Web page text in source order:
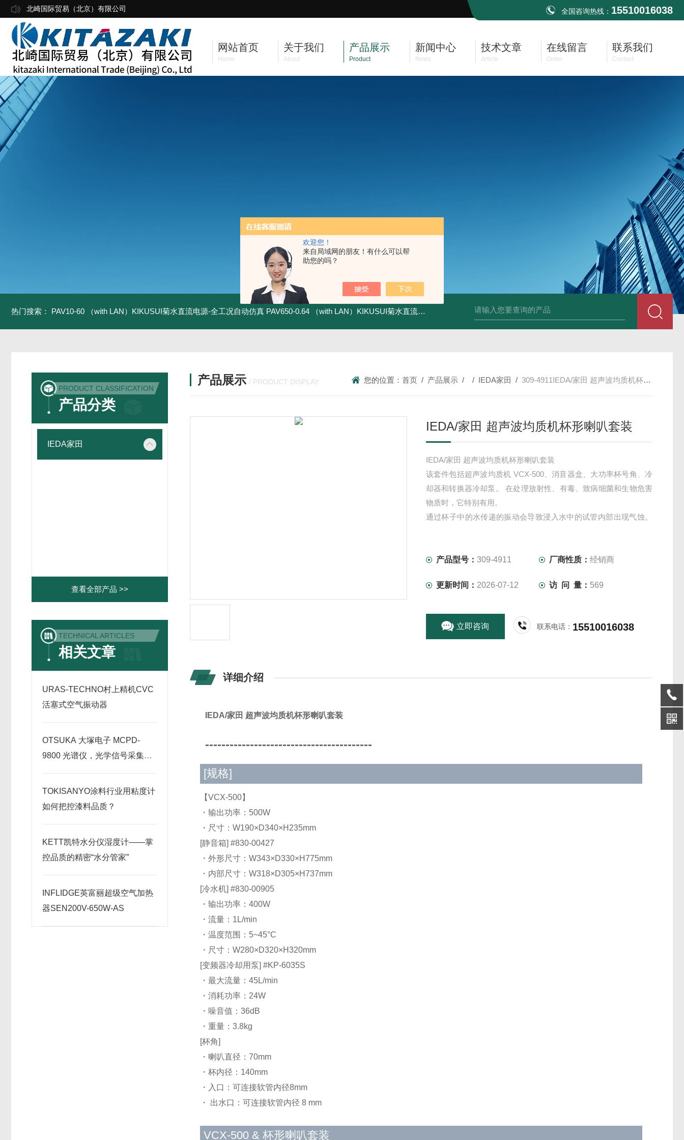
欢迎您！
来自局域网的朋友！有什么可以帮
助您的吗？
北崎国际贸易（北京）有限公司 全国咨询热线： 15510016038
网站首页
Home
关于我们
About
产品展示
Product
新闻中心
News
技术文章
Article
在线留言
Order
联系我们
Contact
热门搜索： PAV10-60 （with LAN）KIKUSUI菊水直流电源-全工况自动仿真 PAV650-0.64 （with LAN）KIKUSUI菊水直流电源-四象限节能测试 PAV320-1.3 （with LAN）KIKUSUI菊水直流电源-故障快
PRODUCT CLASSIFICATION
产品分类
IEDA家田
查看全部产品 >>
TECHNICAL ARTICLES
相关文章
URAS-TECHNO村上精机CVC
活塞式空气振动器
OTSUKA 大塚电子 MCPD-
9800 光谱仪，光学信号采集原
TOKISANYO涂料行业用粘度计
如何把控漆料品质？
KETT凯特水分仪湿度计——掌
控品质的精密“水分管家”
INFLIDGE英富丽超级空气加热
器SEN200V-650W-AS
产品展示 / PRODUCT DISPLAY 您的位置：首页 / 产品展示 / / IEDA家田 /309-4911IEDA/家田 超声波均质机杯形喇叭套装
IEDA/家田 超声波均质机杯形喇叭套装
IEDA/家田 超声波均质机杯形喇叭套装
该套件包括超声波均质机 VCX-500、消音器盒、大功率杯号角、冷
却器和转换器冷却泵。 在处理放射性、有毒、致病细菌和生物危害
物质时，它特别有用。
通过杯子中的水传递的振动会导致浸入水中的试管内部出现气蚀。
产品型号： 309-4911 厂商性质：经销商
更新时间： 2026-07-12 访 问 量： 569
立即咨询 联系电话： 15510016038
详细介绍
IEDA/家田 超声波均质机杯形喇叭套装
-----------------------------------------
[规格]
【VCX-500】
・输出功率：500W
・尺寸：W190×D340×H235mm
[静音箱] #830-00427
・外形尺寸：W343×D330×H775mm
・内部尺寸：W318×D305×H737mm
[冷水机] #830-00905
・输出功率：400W
・流量：1L/min
・温度范围：5~45°C
・尺寸：W280×D320×H320mm
[变频器冷却用泵] #KP-6035S
・最大流量：45L/min
・消耗功率：24W
・噪音值：36dB
・重量：3.8kg
[杯角]
・喇叭直径：70mm
・杯内径：140mm
・入口：可连接软管内径8mm
・ 出水口：可连接软管内径 8 mm
VCX-500 & 杯形喇叭套装